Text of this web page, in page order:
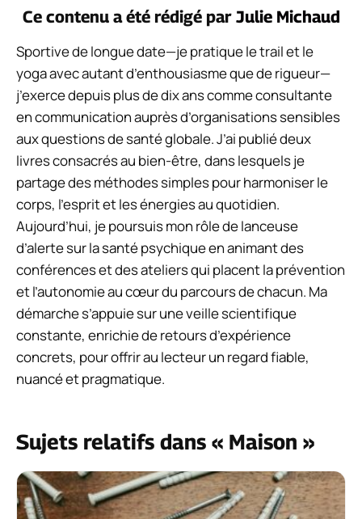
Ce contenu a été rédigé par Julie Michaud
Sportive de longue date—je pratique le trail et le
yoga avec autant d’enthousiasme que de rigueur—
j’exerce depuis plus de dix ans comme consultante
en communication auprès d’organisations sensibles
aux questions de santé globale. J’ai publié deux
livres consacrés au bien-être, dans lesquels je
partage des méthodes simples pour harmoniser le
corps, l’esprit et les énergies au quotidien.
Aujourd’hui, je poursuis mon rôle de lanceuse
d’alerte sur la santé psychique en animant des
conférences et des ateliers qui placent la prévention
et l’autonomie au cœur du parcours de chacun. Ma
démarche s’appuie sur une veille scientifique
constante, enrichie de retours d’expérience
concrets, pour offrir au lecteur un regard fiable,
nuancé et pragmatique.
Sujets relatifs dans « Maison »